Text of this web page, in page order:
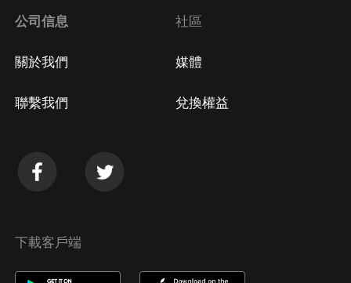
公司信息
關於我們
聯繫我們
社區
媒體
兌換權益
下載客戶端